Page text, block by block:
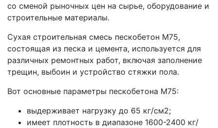
со сменой рыночных цен на сырье, оборудование и
строительные материалы.
Сухая строительная смесь пескобетон М75,
состоящая из песка и цемента, используется для
различных ремонтных работ, включая заполнение
трещин, выбоин и устройство стяжки пола.
Вот основные параметры пескобетона М75:
выдерживает нагрузку до 65 кг/см2;
имеет плотность в диапазоне 1600-2400 кг/